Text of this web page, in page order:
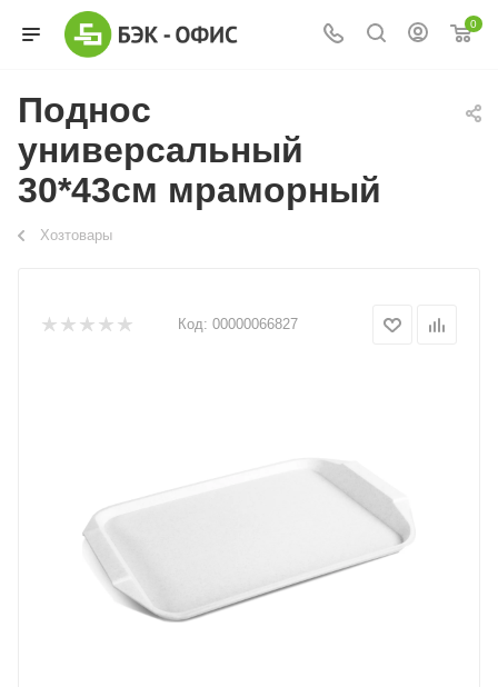
0
Поднос
универсальный
30*43см мраморный
Хозтовары
Код: 00000066827